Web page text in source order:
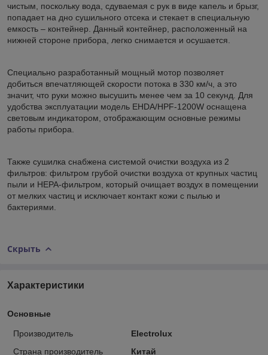
чистым, поскольку вода, сдуваемая с рук в виде капель и брызг,
попадает на дно сушильного отсека и стекает в специальную
емкость – контейнер. Данный контейнер, расположенный на
нижней стороне прибора, легко снимается и осушается.
Специально разработанный мощный мотор позволяет
добиться впечатляющей скорости потока в 330 км/ч, а это
значит, что руки можно высушить менее чем за 10 секунд. Для
удобства эксплуатации модель EHDA/HPF-1200W оснащена
световым индикатором, отображающим основные режимы
работы прибора.
Также сушилка снабжена системой очистки воздуха из 2
фильтров: фильтром грубой очистки воздуха от крупных частиц
пыли и HEPA-фильтром, который очищает воздух в помещении
от мелких частиц и исключает контакт кожи с пылью и
бактериями.
Скрыть
Характеристики
Основные
Производитель
Electrolux
Страна производитель
Китай